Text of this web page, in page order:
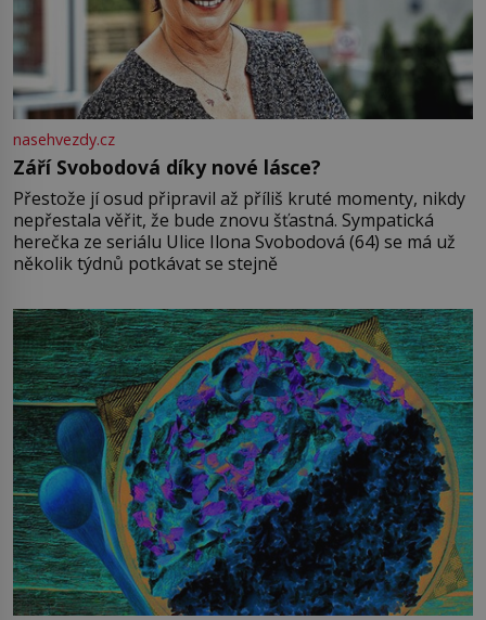
nasehvezdy.cz
Září Svobodová díky nové lásce?
Přestože jí osud připravil až příliš kruté momenty, nikdy
nepřestala věřit, že bude znovu šťastná. Sympatická
herečka ze seriálu Ulice Ilona Svobodová (64) se má už
několik týdnů potkávat se stejně